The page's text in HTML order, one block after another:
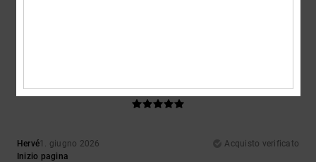
Hervé1. giugno 2026
Acquisto verificato
Inizio pagina